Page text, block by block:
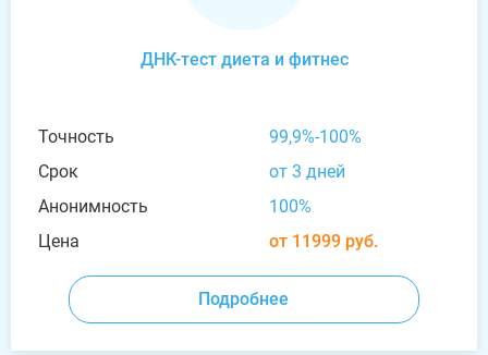
ДНК-тест диета и фитнес
Точность
99,9%-100%
Срок
от 3 дней
Анонимность
100%
Цена
от 11999 руб.
Подробнее